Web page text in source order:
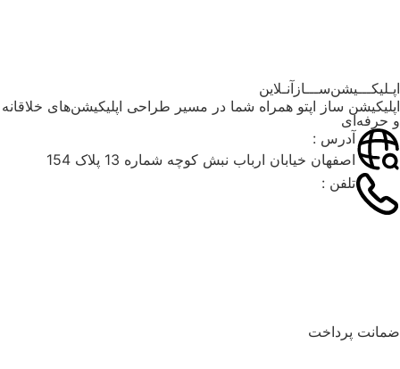
اپـلیکـــیشن‌ســـازآنـلاین
اپلیکیشن ساز اپتو همراه شما در مسیر طراحی اپلیکیشن‌های خلاقانه
و حرفه‌ای
آدرس :
اصفهان خیابان ارباب نبش کوچه شماره 13 پلاک 154
تلفن :
ضمانت پرداخت